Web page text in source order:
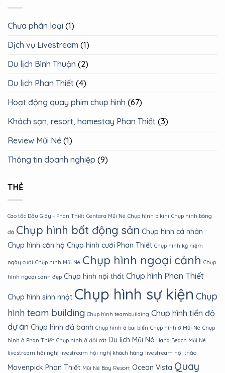
Chưa phân loại (1)
Dịch vụ Livestream (1)
Du lịch Bình Thuận (2)
Du lịch Phan Thiết (4)
Hoạt động quay phim chụp hình (67)
Khách sạn, resort, homestay Phan Thiết (3)
Review Mũi Né (1)
Thông tin doanh nghiệp (9)
THẺ
Cao tốc Dầu Giây - Phan Thiết Centara Mũi Né Chụp hình bikini Chụp hình bóng
đá Chụp hình bất động sản Chụp hình cá nhân
Chụp hình căn hộ Chụp hình cưới Phan Thiết Chụp hình kỷ niệm
ngày cưới Chụp hình Mũi Né Chụp hình ngoại cảnh Chụp
hình ngoại cảnh đẹp Chụp hình nội thất Chụp hình Phan Thiết
Chụp hình sinh nhật Chụp hình sự kiện Chụp
hình team building Chụp hình teambuilding Chụp hình tiến độ
dự án Chụp hình đá banh Chụp hình ở bãi biển Chụp hình ở Mũi Né Chụp
hình ở Phan Thiết Chụp hình ở đồi cát Du lịch Mũi Né Hana Beach Mũi Né
livestream hội nghị livestream hội nghị khách hàng livestream hội thảo
Movenpick Phan Thiết Mũi Né Bay Resort Ocean Vista Quay